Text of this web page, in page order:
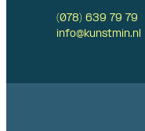
(078) 639 79 79
info@kunstmin.nl